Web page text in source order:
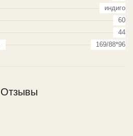
индиго
60
44
169/88*96
Отзывы